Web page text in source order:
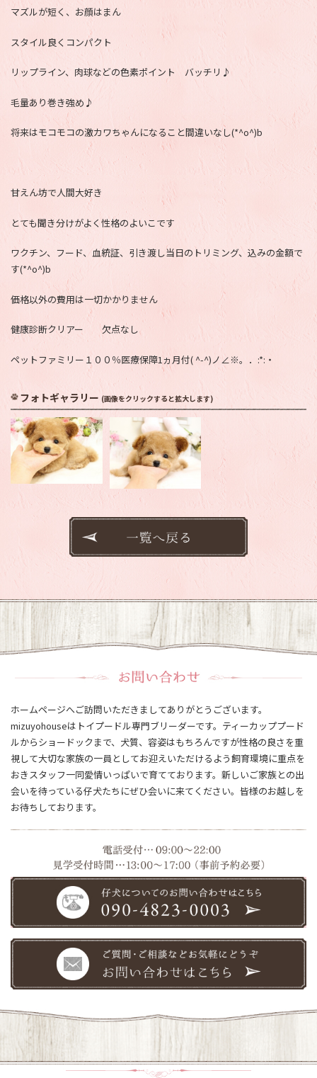
マズルが短く、お顔はまん
スタイル良くコンパクト
リップライン、肉球などの色素ポイント バッチリ♪
毛量あり巻き強め♪
将来はモコモコの激カワちゃんになること間違いなし(*^o^)b
甘えん坊で人間大好き
とても聞き分けがよく性格のよいこです
ワクチン、フード、血統証、引き渡し当日のトリミング、込みの金額で
す(*^o^)b
価格以外の費用は一切かかりません
健康診断クリアー 欠点なし
ペットファミリー１００％医療保障1ヵ月付( ^-^)ノ∠※。．:*:・
フォトギャラリー (画像をクリックすると拡大します)
ホームページへご訪問いただきましてありがとうございます。
mizuyohouseはトイプードル専門ブリーダーです。ティーカッププード
ルからショードックまで、犬質、容姿はもちろんですが性格の良さを重
視して大切な家族の一員としてお迎えいただけるよう飼育環境に重点を
おきスタッフ一同愛情いっぱいで育てております。新しいご家族との出
会いを待っている仔犬たちにぜひ会いに来てください。皆様のお越しを
お待ちしております。